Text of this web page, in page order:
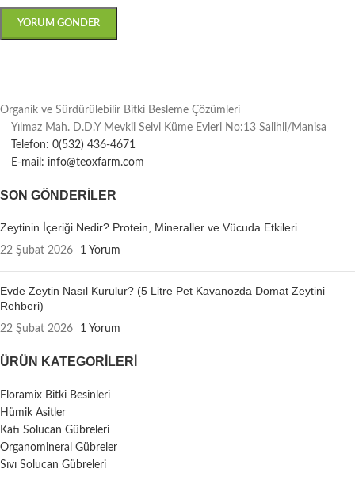
Organik ve Sürdürülebilir Bitki Besleme Çözümleri
Yılmaz Mah. D.D.Y Mevkii Selvi Küme Evleri No:13 Salihli/Manisa
Telefon: 0(532) 436-4671
E-mail: info@teoxfarm.com
SON GÖNDERILER
Zeytinin İçeriği Nedir? Protein, Mineraller ve Vücuda Etkileri
22 Şubat 2026 1 Yorum
Evde Zeytin Nasıl Kurulur? (5 Litre Pet Kavanozda Domat Zeytini
Rehberi)
22 Şubat 2026 1 Yorum
ÜRÜN KATEGORILERI
Floramix Bitki Besinleri
Hümik Asitler
Katı Solucan Gübreleri
Organomineral Gübreler
Sıvı Solucan Gübreleri